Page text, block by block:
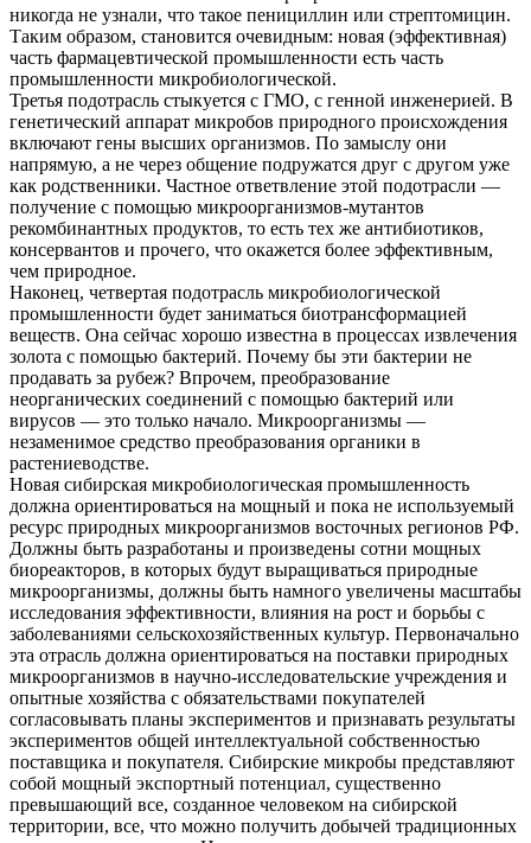
никогда не узнали, что такое пенициллин или стрептомицин.
Таким образом, становится очевидным: новая (эффективная)
часть фармацевтической промышленности есть часть
промышленности микробиологической.
Третья подотрасль стыкуется с ГМО, с генной инженерией. В
генетический аппарат микробов природного происхождения
включают гены высших организмов. По замыслу они
напрямую, а не через общение подружатся друг с другом уже
как родственники. Частное ответвление этой подотрасли —
получение с помощью микроорганизмов-мутантов
рекомбинантных продуктов, то есть тех же антибиотиков,
консервантов и прочего, что окажется более эффективным,
чем природное.
Наконец, четвертая подотрасль микробиологической
промышленности будет заниматься биотрансформацией
веществ. Она сейчас хорошо известна в процессах извлечения
золота с помощью бактерий. Почему бы эти бактерии не
продавать за рубеж? Впрочем, преобразование
неорганических соединений с помощью бактерий или
вирусов — это только начало. Микроорганизмы —
незаменимое средство преобразования органики в
растениеводстве.
Новая сибирская микробиологическая промышленность
должна ориентироваться на мощный и пока не используемый
ресурс природных микроорганизмов восточных регионов РФ.
Должны быть разработаны и произведены сотни мощных
биореакторов, в которых будут выращиваться природные
микроорганизмы, должны быть намного увеличены масштабы
исследования эффективности, влияния на рост и борьбы с
заболеваниями сельскохозяйственных культур. Первоначально
эта отрасль должна ориентироваться на поставки природных
микроорганизмов в научно-исследовательские учреждения и
опытные хозяйства с обязательствами покупателей
согласовывать планы экспериментов и признавать результаты
экспериментов общей интеллектуальной собственностью
поставщика и покупателя. Сибирские микробы представляют
собой мощный экспортный потенциал, существенно
превышающий все, созданное человеком на сибирской
территории, все, что можно получить добычей традиционных